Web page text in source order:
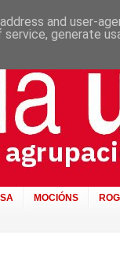
MOCIÓNS
and user-
generate